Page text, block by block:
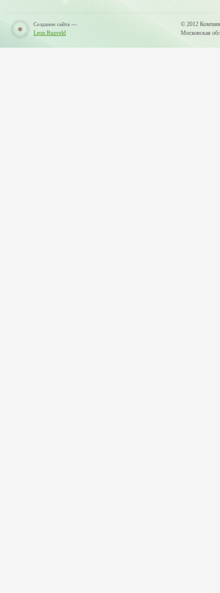
Создание сайта —
Leon Ruzveld
© 2012
Московская